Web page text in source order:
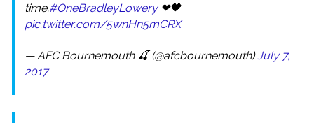
time.#OneBradleyLowery❤🖤
pic.twitter.com/5wnHn5mCRX
— AFC Bournemouth 🍒 (@afcbournemouth)July 7,
2017